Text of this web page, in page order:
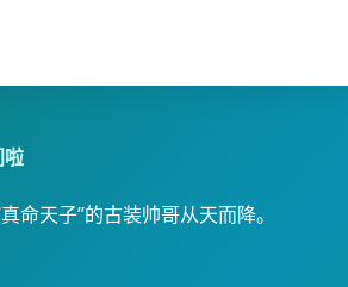
啦
命天子”的古装帅哥从天而降。